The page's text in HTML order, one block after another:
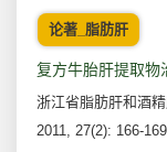
论著_脂肪肝
复方牛胎肝提取物
浙江省脂肪肝和酒
2011, 27(2): 166-